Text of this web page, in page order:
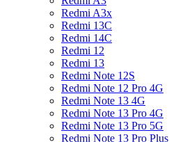
Redmi A3x
Redmi 13C
Redmi 14C
Redmi 12
Redmi 13
Redmi Note 12S
Redmi Note 12 Pro 4G
Redmi Note 13 4G
Redmi Note 13 Pro 4G
Redmi Note 13 Pro 5G
Redmi Note 13 Pro Plus